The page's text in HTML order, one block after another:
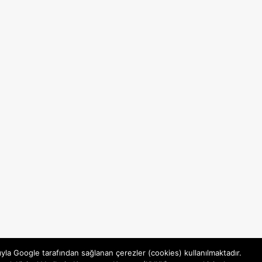
Google tarafından sağlanan çerezler (cookies) kullanılmaktadır.